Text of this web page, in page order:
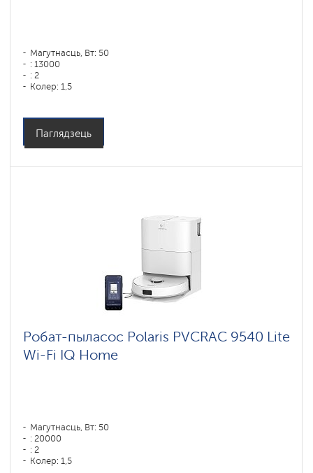
Магутнасць, Вт: 50
: 13000
: 2
Колер: 1,5
Бакавыя шчоткі: 1
Паглядзець
Робат-пыласос Polaris PVCRAC 9540 Lite
Wi-Fi IQ Home
Магутнасць, Вт: 50
: 20000
: 2
Колер: 1,5